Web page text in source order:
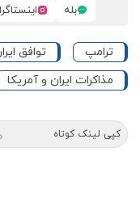
بله
ترامپ
توافق
مذاکرات ایران و آمریکا
کپی لینک کوتاه